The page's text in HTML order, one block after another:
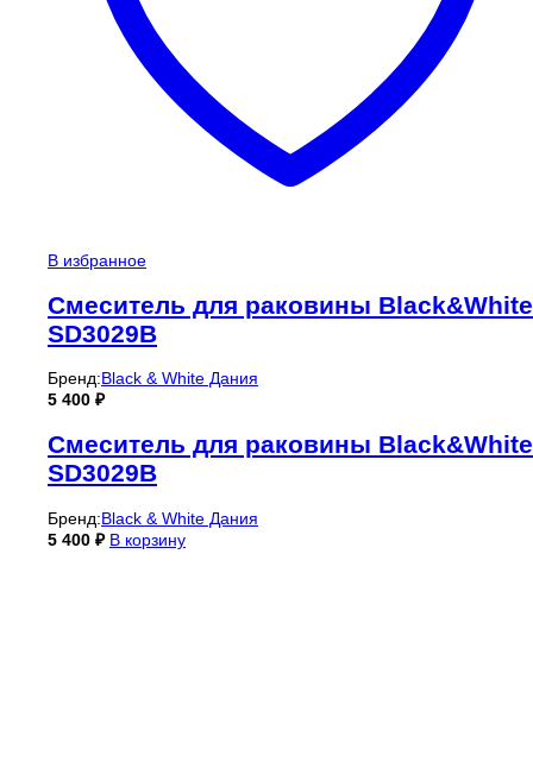
В избранное
Смеситель для раковины Black&White
SD3029B
Бренд:Black & White Дания
5 400 ₽
Смеситель для раковины Black&White
SD3029B
Бренд:Black & White Дания
5 400 ₽ В корзину